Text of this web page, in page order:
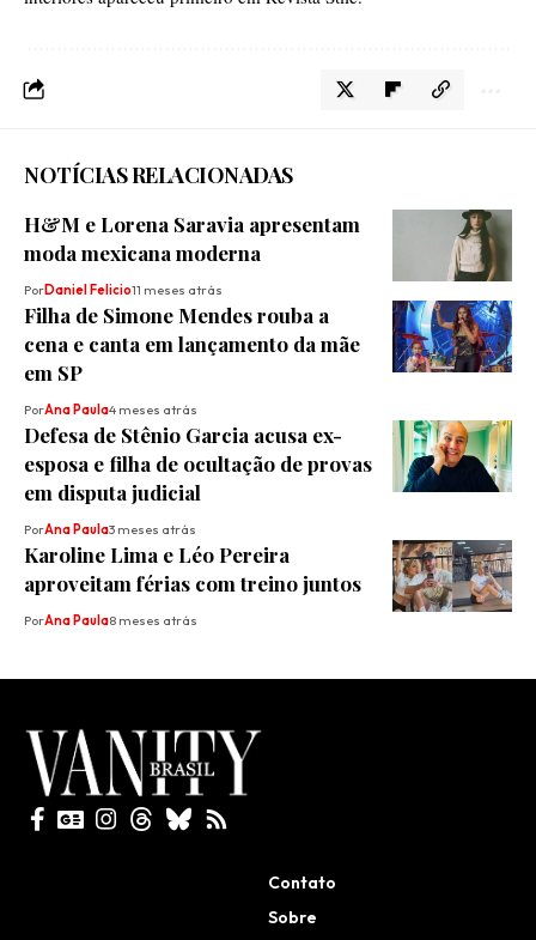
NOTÍCIAS RELACIONADAS
H&M e Lorena Saravia apresentam
moda mexicana moderna
PorDaniel Felicio11 meses atrás
Filha de Simone Mendes rouba a
cena e canta em lançamento da mãe
em SP
PorAna Paula4 meses atrás
Defesa de Stênio Garcia acusa ex-
esposa e filha de ocultação de provas
em disputa judicial
PorAna Paula3 meses atrás
Karoline Lima e Léo Pereira
aproveitam férias com treino juntos
PorAna Paula8 meses atrás
Contato
Sobre